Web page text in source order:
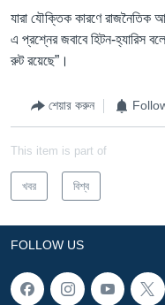
যারা যৌক্তিক কারণে রাজনৈতিক
এ প্রশ্নের জবাবে হিটন-হ্যারিস
রুট রয়েছে”।
শেয়ার করুন
This item is part of
খবর বিশ্ব
FOLLOW US